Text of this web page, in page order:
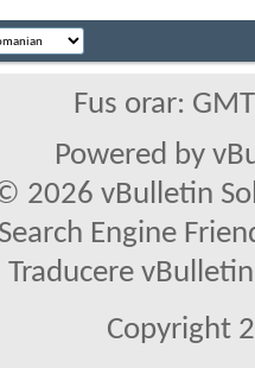
Fus orar:
Powered by
2026 vBulletin
Search Engine
Traducere
Copyright